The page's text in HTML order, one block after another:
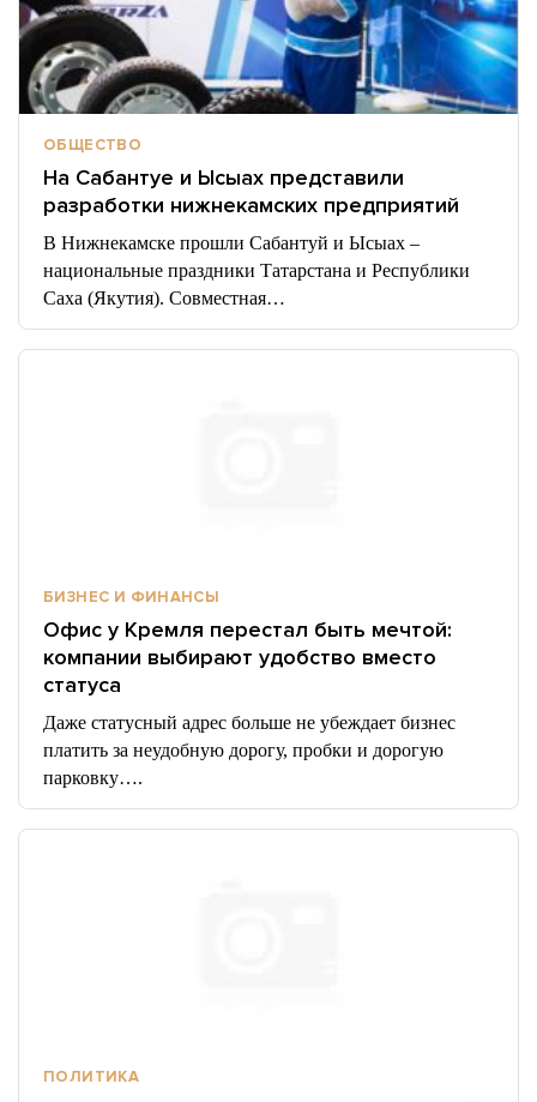
ОБЩЕСТВО
На Сабантуе и Ысыах представили
разработки нижнекамских предприятий
В Нижнекамске прошли Сабантуй и Ысыах –
национальные праздники Татарстана и Республики
Саха (Якутия). Совместная…
БИЗНЕС И ФИНАНСЫ
Офис у Кремля перестал быть мечтой:
компании выбирают удобство вместо
статуса
Даже статусный адрес больше не убеждает бизнес
платить за неудобную дорогу, пробки и дорогую
парковку….
ПОЛИТИКА